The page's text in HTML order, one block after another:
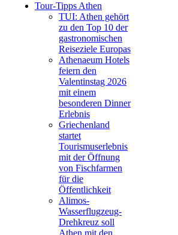
Tour-Tipps Athen
TUI: Athen gehört
zu den Top 10 der
gastronomischen
Reiseziele Europas
Athenaeum Hotels
feiern den
Valentinstag 2026
mit einem
besonderen Dinner
Erlebnis
Griechenland
startet
Tourismuserlebnis
mit der Öffnung
von Fischfarmen
für die
Öffentlichkeit
Alimos-
Wasserflugzeug-
Drehkreuz soll
Athen mit den